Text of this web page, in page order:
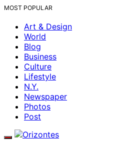
MOST POPULAR
Art & Design
World
Blog
Business
Culture
Lifestyle
N.Y.
Newspaper
Photos
Post